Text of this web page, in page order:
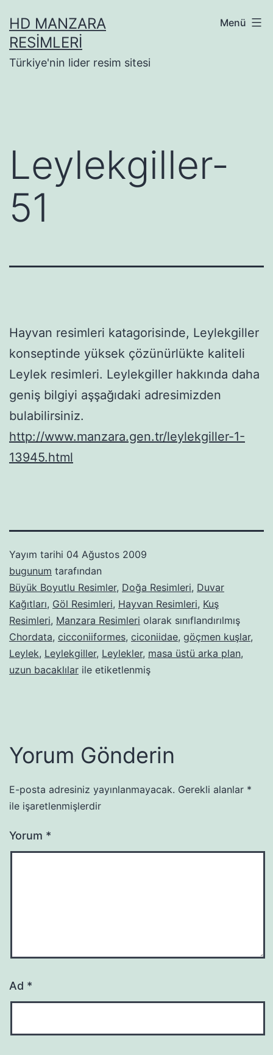
geçHD MANZARA
RESIMLERI
Türkiye'nin lider resim sitesi
Menü
Leylekgiller-
51
Hayvan resimleri katagorisinde, Leylekgiller
konseptinde yüksek çözünürlükte kaliteli
Leylek resimleri. Leylekgiller hakkında daha
geniş bilgiyi aşşağıdaki adresimizden
bulabilirsiniz.
http://www.manzara.gen.tr/leylekgiller-1-
13945.html
Yayım tarihi 04 Ağustos 2009
bugunum tarafından
Büyük Boyutlu Resimler, Doğa Resimleri, Duvar
Kağıtları, Göl Resimleri, Hayvan Resimleri, Kuş
Resimleri, Manzara Resimleri olarak sınıflandırılmış
Chordata, cicconiiformes, ciconiidae, göçmen kuşlar,
Leylek, Leylekgiller, Leylekler, masa üstü arka plan,
uzun bacaklılar ile etiketlenmiş
Yorum Gönderin
E-posta adresiniz yayınlanmayacak. Gerekli alanlar *
ile işaretlenmişlerdir
Yorum *
Ad *